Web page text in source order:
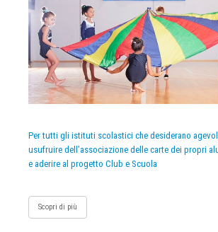
Per tutti gli istituti scolastici che desiderano
usufruire dell’associazione delle carte dei propri
e aderire al progetto Club e Scuola
Scopri di più